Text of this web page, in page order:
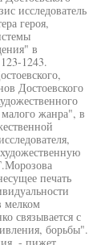
исследователь
героя,
в
1243.
Достоевского
жанра", в
печать
мелком
связывается с
борьбы".